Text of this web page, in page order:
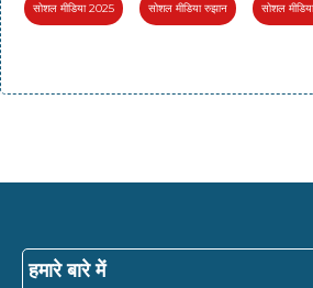
सोशल मीडिया 2025 सोशल मीडिया रुझान सोशल
हमारे बारे में